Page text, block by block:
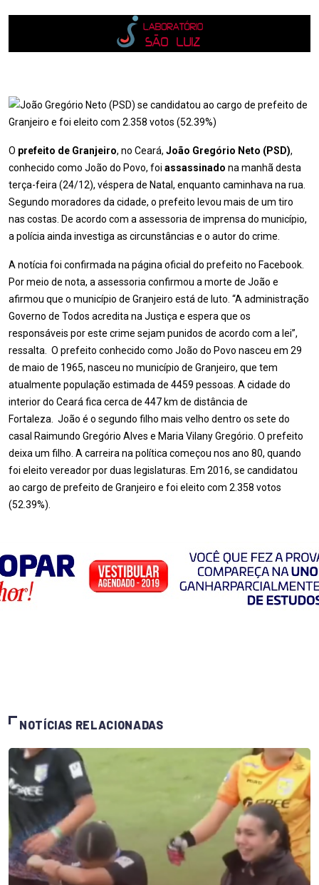
O prefeito de Granjeiro, no Ceará, João Gregório Neto (PSD),
conhecido como João do Povo, foi assassinado na manhã desta
terça-feira (24/12), véspera de Natal, enquanto caminhava na rua.
Segundo moradores da cidade, o prefeito levou mais de um tiro
nas costas. De acordo com a assessoria de imprensa do município,
a polícia ainda investiga as circunstâncias e o autor do crime.
A notícia foi confirmada na página oficial do prefeito no Facebook.
Por meio de nota, a assessoria confirmou a morte de João e
afirmou que o município de Granjeiro está de luto. “A administração
Governo de Todos acredita na Justiça e espera que os
responsáveis por este crime sejam punidos de acordo com a lei”,
ressalta. O prefeito conhecido como João do Povo nasceu em 29
de maio de 1965, nasceu no município de Granjeiro, que tem
atualmente população estimada de 4459 pessoas. A cidade do
interior do Ceará fica cerca de 447 km de distância de
Fortaleza. João é o segundo filho mais velho dentro os sete do
casal Raimundo Gregório Alves e Maria Vilany Gregório. O prefeito
deixa um filho. A carreira na política começou nos ano 80, quando
foi eleito vereador por duas legislaturas. Em 2016, se candidatou
ao cargo de prefeito de Granjeiro e foi eleito com 2.358 votos
(52.39%).
NOTÍCIAS RELACIONADAS